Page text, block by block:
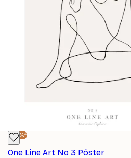
-30%*
One Line Art No 3 Póster